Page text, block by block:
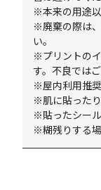
※本来の用途
※廃棄の際は
い。
※プリントの
す。不良では
※屋内利用推奨
※肌に貼った
※貼ったシー
※糊残りする